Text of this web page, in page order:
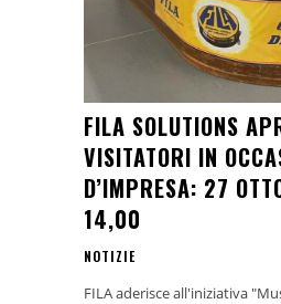
FILA SOLUTIONS
VISITATORI IN
D’IMPRESA: 27
14,00
NOTIZIE
FILA aderisce all'iniziativa